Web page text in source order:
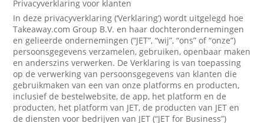
Privacyverklaring voor klanten
In deze privacyverklaring (‘Verklaring’) wordt uitgelegd hoe
Takeaway.com Group B.V. en haar dochterondernemingen
en gelieerde ondernemingen (“JET”, “wij”, “ons” of “onze”)
persoonsgegevens verzamelen, gebruiken, openbaar maken
en anderszins verwerken. De Verklaring is van toepassing
op de verwerking van persoonsgegevens van klanten die
gebruikmaken van een van onze platforms en producten,
inclusief de bestelwebsite, de app, het platform en de
producten, het platform van JET, de producten van JET en
de diensten voor bedrijven van JET (“JET for Business”)